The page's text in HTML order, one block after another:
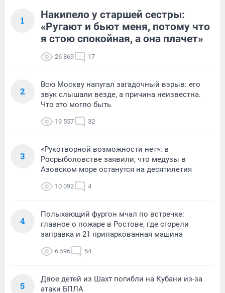
1
Накипело у старшей сестры:
«Ругают и бьют меня, потому что
я стою спокойная, а она плачет»
26 869 17
2
Всю Москву напугал загадочный взрыв: его
звук слышали везде, а причина неизвестна.
Что это могло быть
19 557 32
3
«Рукотворной возможности нет»: в
Росрыболовстве заявили, что медузы в
Азовском море останутся на десятилетия
10 092 4
4
Полыхающий фургон мчал по встречке:
главное о пожаре в Ростове, где сгорели
заправка и 21 припаркованная машина
6 596 54
5
Двое детей из Шахт погибли на Кубани из-за
атаки БПЛА